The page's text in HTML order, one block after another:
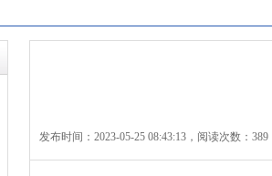
发布时间： 2023-05-25 08:43:13 ，阅读次数：389